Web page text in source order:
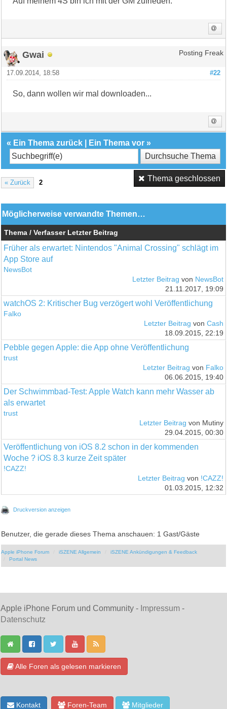
Gwai Posting Freak
#22
17.09.2014, 18:58
So, dann wollen wir mal downloaden...
« Ein Thema zurück Ein Thema vor »
« Zurück 2 Thema geschlossen
Möglicherweise verwandte Themen…
Thema / Verfasser Letzter Beitrag
Früher als erwartet: Nintendos "Animal Crossing" schlägt im
App Store auf
NewsBot
Letzter Beitrag von NewsBot
21.11.2017, 19:09
watchOS 2: Kritischer Bug verzögert wohl Veröffentlichung
Falko
Letzter Beitrag von Cash
18.09.2015, 22:19
Pebble gegen Apple: die App ohne Veröffentlichung
trust
Letzter Beitrag von Falko
06.06.2015, 19:40
Der Schwimmbad-Test: Apple Watch kann mehr Wasser ab
als erwartet
trust
Letzter Beitrag von Mutiny
29.04.2015, 00:30
Veröffentlichung von iOS 8.2 schon in der kommenden
Woche ? iOS 8.3 kurze Zeit später
!CAZZ!
Letzter Beitrag von !CAZZ!
01.03.2015, 12:32
Druckversion anzeigen
Benutzer, die gerade dieses Thema anschauen: 1 Gast/Gäste
Apple iPhone Forum iSZENE Allgemein
iSZENE Ankündigungen & Feedback
Portal News
Apple iPhone Forum und Community - Impressum -
Datenschutz
Alle Foren als gelesen markieren
Kontakt Foren-Team Mitglieder